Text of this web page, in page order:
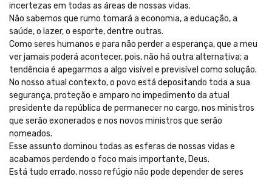
incertezas em todas as áreas de nossas vidas.
Não sabemos que rumo tomará a economia, a educação, a
saúde, o lazer, o esporte, dentre outras.
Como seres humanos e para não perder a esperança, que a meu
ver jamais poderá acontecer, pois, não há outra alternativa; a
tendência é apegarmos a algo visível e previsível como solução.
No nosso atual contexto, o povo está depositando toda a sua
segurança, proteção e amparo no impedimento da atual
presidente da república de permanecer no cargo, nos ministros
que serão exonerados e nos novos ministros que serão
nomeados.
Esse assunto dominou todas as esferas de nossas vidas e
acabamos perdendo o foco mais importante, Deus.
Está tudo errado, nosso refúgio não pode depender de seres